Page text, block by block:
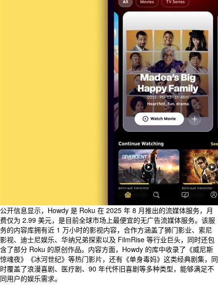
公开信息显示，Howdy 是 Roku 在 2025 年 8 月推出的流媒体服务，月
费仅为 2.99 美元，是目前全球市场上最便宜的无广告流媒体服务。该服
务的内容库拥有近 1 万小时的影视内容，合作方涵盖了狮门影业、索尼
影视、迪士尼娱乐、华纳兄弟探索以及 FilmRise 等行业巨头，同时还包
含了部分 Roku 的原创作品。内容方面，Howdy 的库中收录了《威尼斯
惊魂夜》《冰河世纪》等热门影片，还有《单身毒妈》这类经典剧集，同
时覆盖了浪漫喜剧、医疗剧、90 年代怀旧喜剧等多种类型，能够满足不
同用户的娱乐需求。